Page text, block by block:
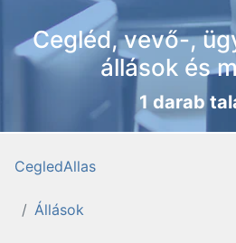
Cegléd, vevő-,
állások és
1 darab
CegledAllas
Állások